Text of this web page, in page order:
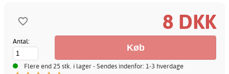
8 DKK
Antal:
Flere end 25 stk. i lager - Sendes indenfor: 1-3 hverdage